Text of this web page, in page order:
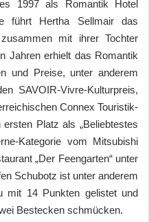
1997 als Romantik Hotel
führt Hertha Sellmair das
mit ihrer Tochter
Jahren erhielt das Romantik
und Preise, unter anderem
SAVOIR-Vivre-Kulturpreis,
Connex Touristik-
Platz als „Beliebtestes
Kategorie vom Mitsubishi
„Der Feengarten“ unter
Schubotz ist unter anderem
mit 14 Punkten gelistet und
Bestecken schmücken.